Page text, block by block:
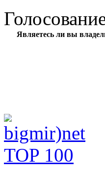
Являетесь ли вы